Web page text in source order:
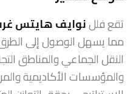
تقع فللنوايف هايتس
مما يسهل الوصول إلى
النقل الجماعي والمناطق
والمؤسسات الأكاديمية